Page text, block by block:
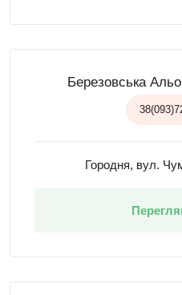
Березовська
Городня, вул.